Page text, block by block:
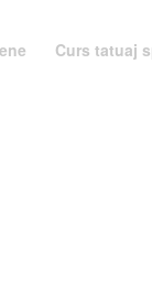
Curs tatuaj